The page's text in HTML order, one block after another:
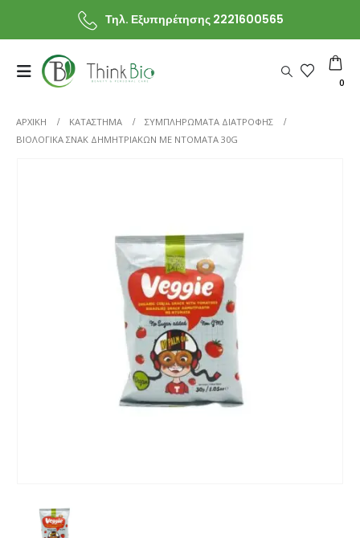
Τηλ. Εξυπηρέτησης 2221600565
0
ΑΡΧΙΚΗ ΚΑΤΆΣΤΗΜΑ
ΣΥΜΠΛΗΡΩΜΑΤΑ ΔΙΑΤΡΟΦΗΣ
ΒΙΟΛΟΓΙΚΆ ΣΝΑΚ ΔΗΜΗΤΡΙΑΚΏΝ ΜΕ ΝΤΟΜΆΤΑ 30G